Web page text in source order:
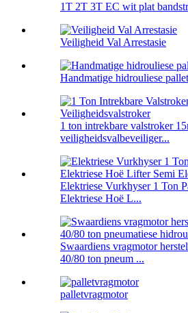
1T 2T 3T EC wit plat
Veiligheid Val Arrestasie
Handmatige hidrouliese
1 ton intrekbare valstroker
veiligheidsvalbeveiliger...
Elektriese Vurkhyser 1 Ton
Elektriese Hoë L...
Swaardiens vragmotor
40/80 ton pneum ...
palletvragmotor